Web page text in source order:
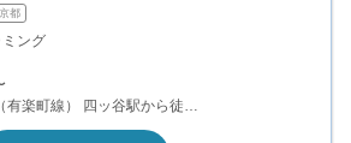
都
ング
麹町駅から徒歩3分（有楽町線） 四ッ谷駅から徒歩5分（中央線、総武線、丸ノ内線、南北線）